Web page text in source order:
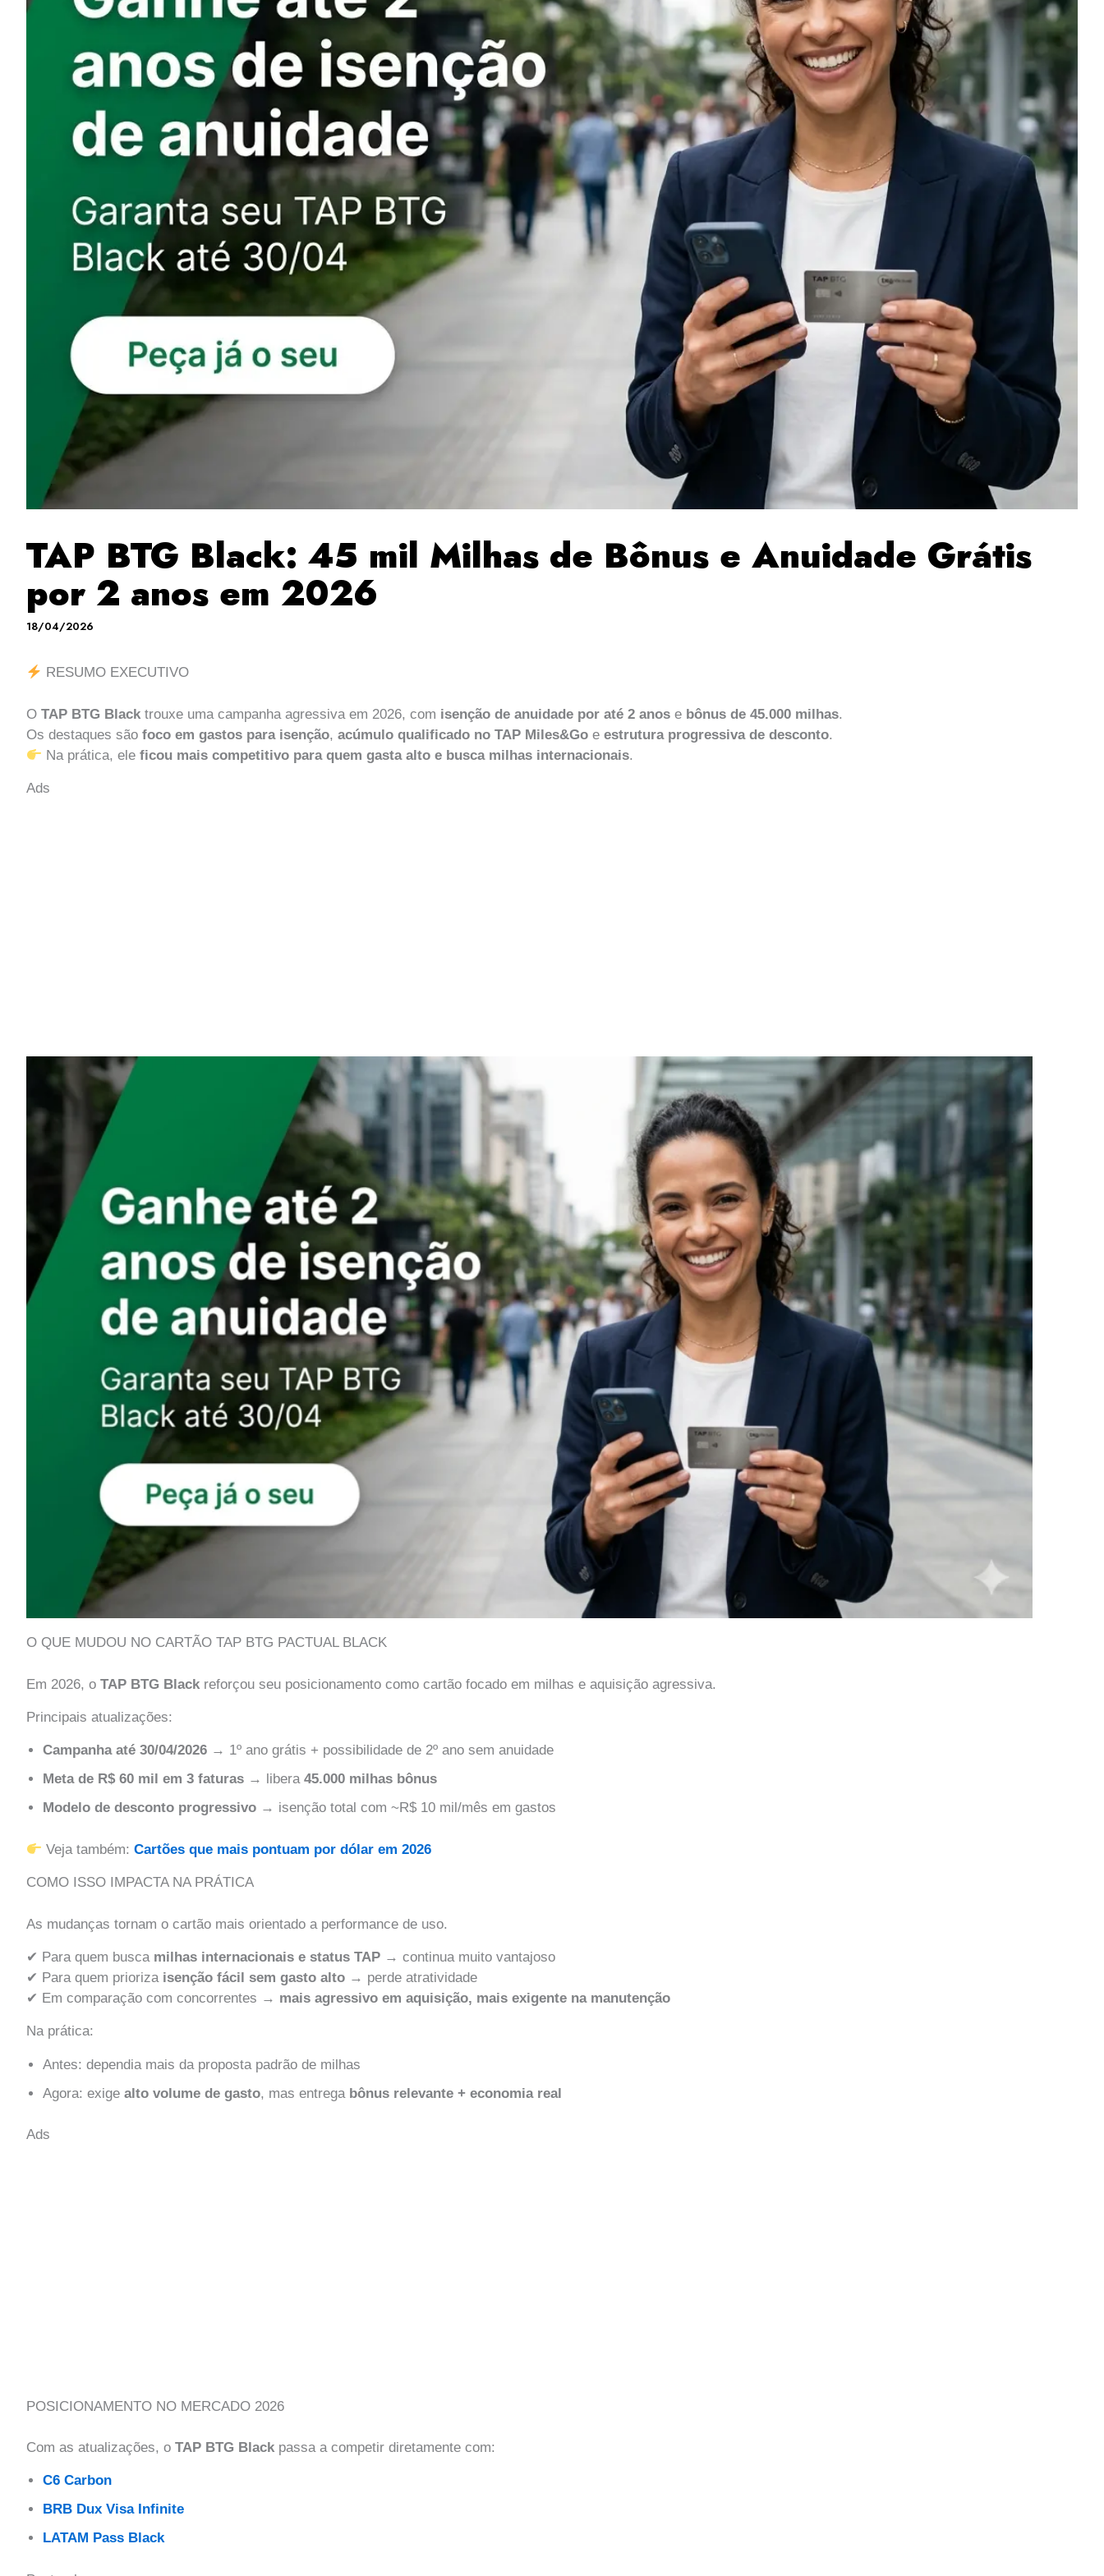
TAP BTG Black: 45 mil Milhas de Bônus e Anuidade Grátis
por 2 anos em 2026
18/04/2026
RESUMO EXECUTIVO
O TAP BTG Black trouxe uma campanha agressiva em 2026, com isenção de anuidade por até 2 anos e bônus de 45.000 milhas.
Os destaques são foco em gastos para isenção, acúmulo qualificado no TAP Miles&Go e estrutura progressiva de desconto.
Na prática, eleficou mais competitivo para quem gasta alto e busca milhas internacionais.
Ads
O QUE MUDOU NO CARTÃO TAP BTG PACTUAL BLACK
Em 2026, o TAP BTG Black reforçou seu posicionamento como cartão focado em milhas e aquisição agressiva.
Principais atualizações:
Campanha até 30/04/2026 → 1º ano grátis + possibilidade de 2º ano sem anuidade
Meta de R$ 60 mil em 3 faturas → libera 45.000 milhas bônus
Modelo de desconto progressivo → isenção total com ~R$ 10 mil/mês em gastos
Veja também:Cartões que mais pontuam por dólar em 2026
COMO ISSO IMPACTA NA PRÁTICA
As mudanças tornam o cartão mais orientado a performance de uso.
✔ Para quem busca milhas internacionais e status TAP → continua muito vantajoso
✔ Para quem prioriza isenção fácil sem gasto alto → perde atratividade
✔ Em comparação com concorrentes → mais agressivo em aquisição, mais exigente na manutenção
Na prática:
Antes: dependia mais da proposta padrão de milhas
Agora: exige alto volume de gasto, mas entrega bônus relevante + economia real
Ads
POSICIONAMENTO NO MERCADO 2026
Com as atualizações, o TAP BTG Black passa a competir diretamente com:
C6 Carbon
BRB Dux Visa Infinite
LATAM Pass Black